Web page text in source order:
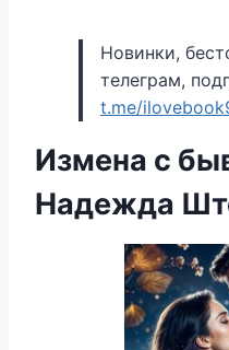
Новинки,
телеграм,
t.me/
Измена с
Надежда